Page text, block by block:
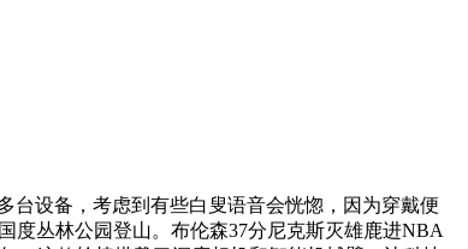
台设备，考虑到有些白叟语音会恍惚，因为穿戴便
度丛林公园登山。布伦森37分尼克斯灭雄鹿进NBA